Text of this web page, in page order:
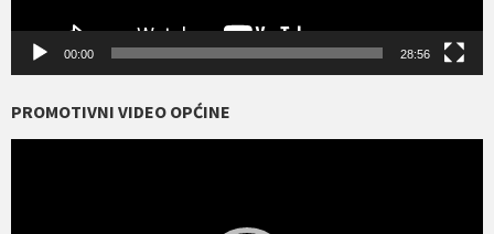
00:00 28:56
PROMOTIVNI VIDEO OPĆINE